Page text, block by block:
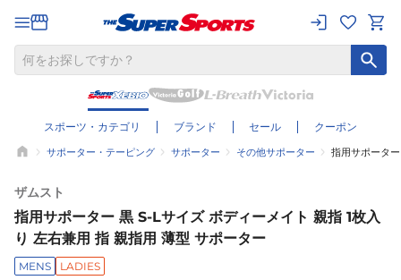
スポーツ・カテゴリ ブランド セール クーポン
サポーター・テーピング サポーター その他サポーター 指用サポータ
ザムスト
指用サポーター 黒 S-Lサイズ ボディーメイト 親指 1枚入
り 左右兼用 指 親指用 薄型 サポーター
MENS LADIES